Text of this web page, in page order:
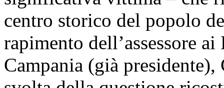
centro storico del popolo
rapimento dell’assessore
Campania (già